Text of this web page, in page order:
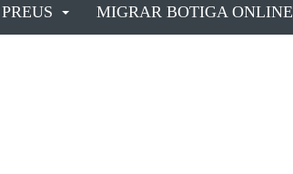
PREUS MIGRAR BOTIGA ONLINE